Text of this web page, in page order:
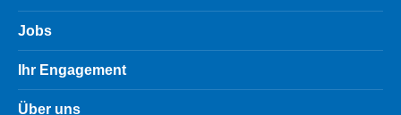
Jobs
Ihr Engagement
Über uns